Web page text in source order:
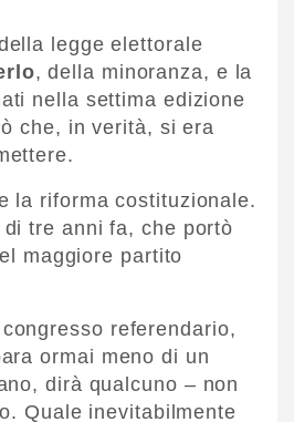
legge elettorale
, della minoranza, e la
nella settima edizione
che, in verità, si era
la riforma costituzionale.
tre anni fa, che portò
maggiore partito
referendario,
ormai meno di un
dirà qualcuno – non
Quale inevitabilmente